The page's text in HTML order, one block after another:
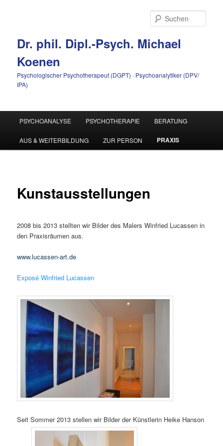
Dr. phil. Dipl.-Psych. Michael
Koenen
Psychologischer Psychotherapeut (DGPT) · Psychoanalytiker (DPV/
IPA)
PSYCHOANALYSE PSYCHOTHERAPIE BERATUNG
AUS & WEITERBILDUNG ZUR PERSON PRAXIS
Kunstausstellungen
2008 bis 2013 stellten wir Bilder des Malers Winfried Lucassen in
den Praxisräumen aus.
www.lucassen-art.de
Exposé Winfried Lucassen
Seit Sommer 2013 stellen wir Bilder der Künstlerin Heike Hanson